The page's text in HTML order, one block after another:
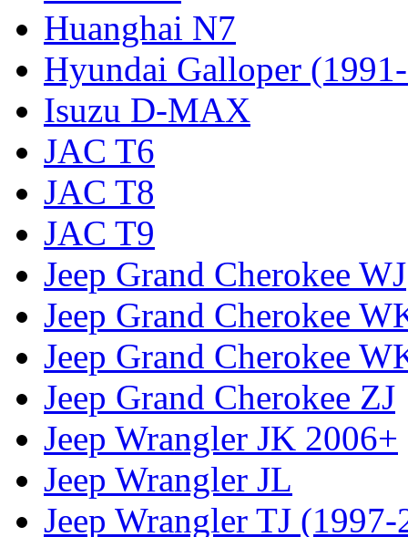
Huanghai N7
Hyundai Galloper
Isuzu D-MAX
JAC T6
JAC T8
JAC T9
Jeep Grand Cherokee WJ
Jeep Grand Cherokee
Jeep Grand Cherokee
Jeep Grand Cherokee ZJ
Jeep Wrangler JK 2006+
Jeep Wrangler JL
Jeep Wrangler TJ